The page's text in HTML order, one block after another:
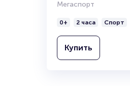
Мегаспорт
0+ 2 часа Спорт
Купить